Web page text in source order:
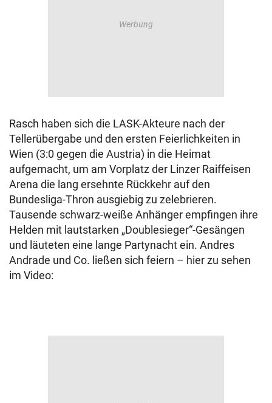
Rasch haben sich die LASK-Akteure nach der
Tellerübergabe und den ersten Feierlichkeiten in
Wien (3:0 gegen die Austria) in die Heimat
aufgemacht, um am Vorplatz der Linzer Raiffeisen
Arena die lang ersehnte Rückkehr auf den
Bundesliga-Thron ausgiebig zu zelebrieren.
Tausende schwarz-weiße Anhänger empfingen ihre
Helden mit lautstarken „Doublesieger“-Gesängen
und läuteten eine lange Partynacht ein. Andres
Andrade und Co. ließen sich feiern – hier zu sehen
im Video: